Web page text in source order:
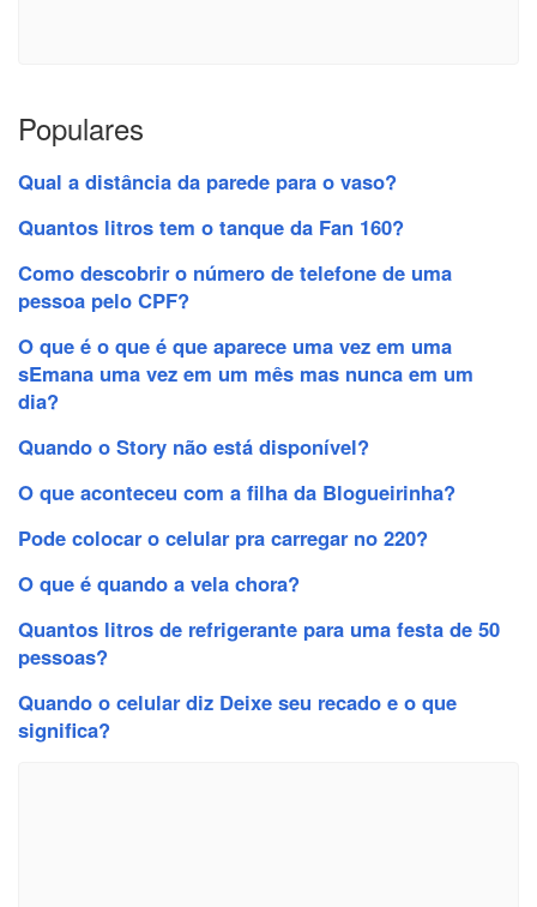
Populares
Qual a distância da parede para o vaso?
Quantos litros tem o tanque da Fan 160?
Como descobrir o número de telefone de uma
pessoa pelo CPF?
O que é o que é que aparece uma vez em uma
sEmana uma vez em um mês mas nunca em um
dia?
Quando o Story não está disponível?
O que aconteceu com a filha da Blogueirinha?
Pode colocar o celular pra carregar no 220?
O que é quando a vela chora?
Quantos litros de refrigerante para uma festa de 50
pessoas?
Quando o celular diz Deixe seu recado e o que
significa?